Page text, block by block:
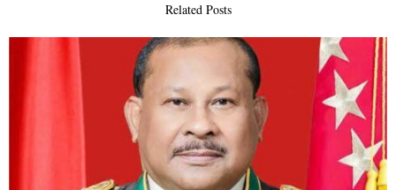
Related Posts